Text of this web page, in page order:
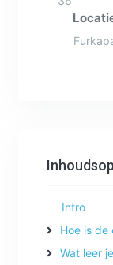
Intro
Hoe is
Wat leer